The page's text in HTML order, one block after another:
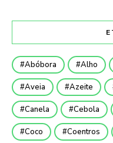
Abóbora Alho
Aveia Azeite
Canela Cebola
Coco Coentros